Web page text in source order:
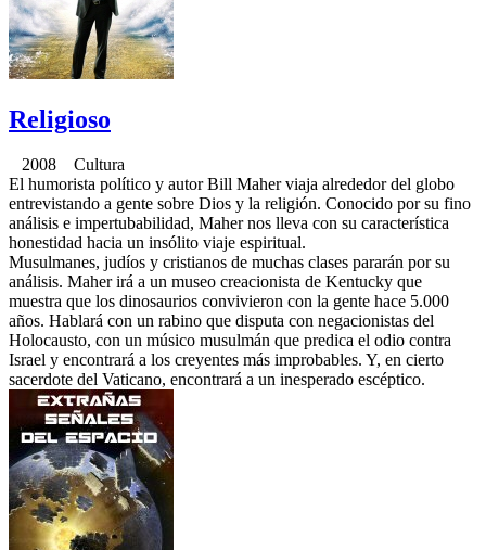
Religioso
2008 Cultura
El humorista político y autor Bill Maher viaja alrededor del globo
entrevistando a gente sobre Dios y la religión. Conocido por su fino
análisis e impertubabilidad, Maher nos lleva con su característica
honestidad hacia un insólito viaje espiritual.
Musulmanes, judíos y cristianos de muchas clases pararán por su
análisis. Maher irá a un museo creacionista de Kentucky que
muestra que los dinosaurios convivieron con la gente hace 5.000
años. Hablará con un rabino que disputa con negacionistas del
Holocausto, con un músico musulmán que predica el odio contra
Israel y encontrará a los creyentes más improbables. Y, en cierto
sacerdote del Vaticano, encontrará a un inesperado escéptico.